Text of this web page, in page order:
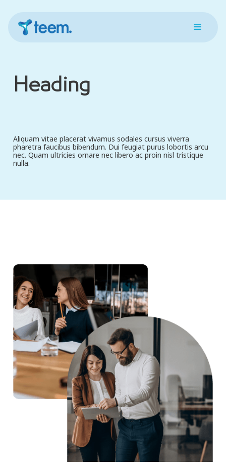
Heading
Aliquam vitae placerat vivamus sodales cursus viverra
pharetra faucibus bibendum. Dui feugiat purus lobortis arcu
nec. Quam ultricies ornare nec libero ac proin nisl tristique
nulla.